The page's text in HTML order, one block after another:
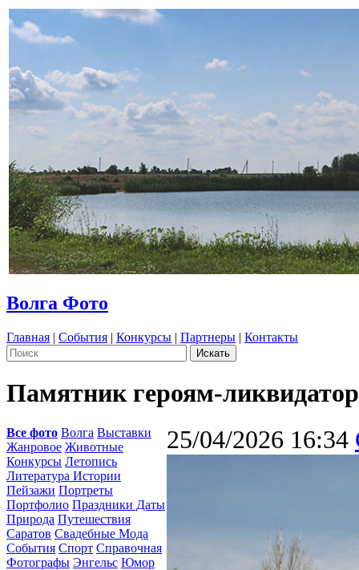
Волга Фото
Главная | События | Конкурсы | Партнеры | Контакты
Памятник героям-
Все фото Волга Выставки
Жанровое Животные
Конкурсы Летопись
Литература Истории
Пейзажи Портреты
Портфолио Праздники Даты
Природа Путешествия
Саратов Свадебные Мода
События Спорт Справочная
Фотографы Энгельс Юмор
25/04/2026 16:34